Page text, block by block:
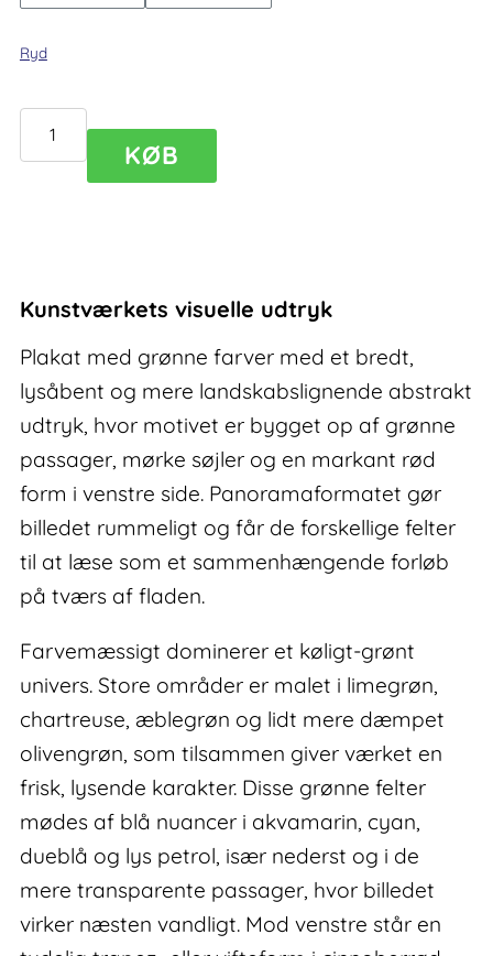
Ryd
Exist
farver
antal
KØB
Kunstværkets visuelle udtryk
Plakat med grønne farver med et bredt,
lysåbent og mere landskabslignende abstrakt
udtryk, hvor motivet er bygget op af grønne
passager, mørke søjler og en markant rød
form i venstre side. Panoramaformatet gør
billedet rummeligt og får de forskellige felter
til at læse som et sammenhængende forløb
på tværs af fladen.
Farvemæssigt dominerer et køligt-grønt
univers. Store områder er malet i limegrøn,
chartreuse, æblegrøn og lidt mere dæmpet
olivengrøn, som tilsammen giver værket en
frisk, lysende karakter. Disse grønne felter
mødes af blå nuancer i akvamarin, cyan,
dueblå og lys petrol, især nederst og i de
mere transparente passager, hvor billedet
virker næsten vandligt. Mod venstre står en